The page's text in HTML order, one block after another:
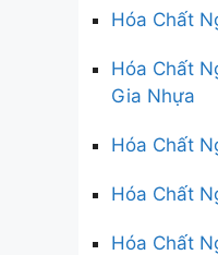
Hóa Chất
Hóa Chất
Gia Nhựa
Hóa Chất
Hóa Chất
Hóa Chất